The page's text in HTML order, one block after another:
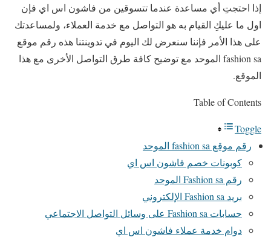
إذا احتجتِ أي مساعدة عندما تتسوقين من فاشون اس اي فإن
اول ما عليكِ القيام به هو التواصل مع خدمة العملاء، ولمساعدتك
على هذا الأمر فإننا سنعرض لك اليوم في تدوينتنا هذه رقم موقع
fashion sa الموحد مع توضيح كافة طرق التواصل الأخرى مع هذا
الموقع.
Table of Contents
Toggle
رقم موقع fashion sa الموحد
كوبونات خصم فاشون اس اي
رقم Fashion sa الموحد
بريد Fashion sa الإلكتروني
حسابات Fashion sa على وسائل التواصل الاجتماعي
دوام خدمة عملاء فاشون اس اي